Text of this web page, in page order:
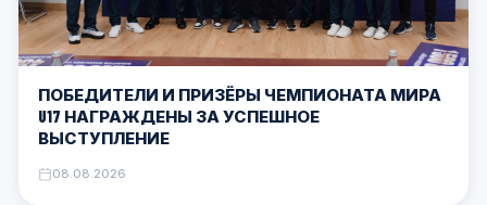
ПОБЕДИТЕЛИ И ПРИЗЁРЫ ЧЕМПИОНАТА МИРА
U17 НАГРАЖДЕНЫ ЗА УСПЕШНОЕ
ВЫСТУПЛЕНИЕ
08.08.2026